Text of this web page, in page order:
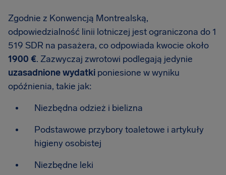
Zgodnie z Konwencją Montrealską,
odpowiedzialność linii lotniczej jest ograniczona do 1
519 SDR na pasażera, co odpowiada kwocie około
1900 €. Zazwyczaj zwrotowi podlegają jedynie
uzasadnione wydatki poniesione w wyniku
opóźnienia, takie jak:
Niezbędna odzież i bielizna
Podstawowe przybory toaletowe i artykuły
higieny osobistej
Niezbędne leki